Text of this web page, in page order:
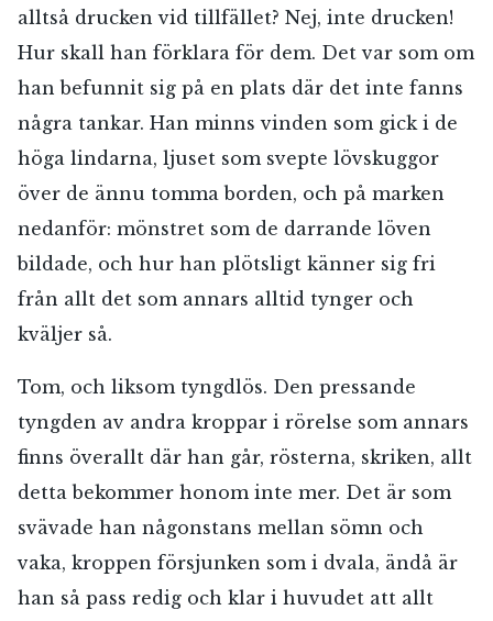
alltså drucken vid tillfället? Nej, inte drucken!
Hur skall han förklara för dem. Det var som om
han befunnit sig på en plats där det inte fanns
några tankar. Han minns vinden som gick i de
höga lindarna, ljuset som svepte lövskuggor
över de ännu tomma borden, och på marken
nedanför: mönstret som de darrande löven
bildade, och hur han plötsligt känner sig fri
från allt det som annars alltid tynger och
kväljer så.
Tom, och liksom tyngdlös. Den pressande
tyngden av andra kroppar i rörelse som annars
finns överallt där han går, rösterna, skriken, allt
detta bekommer honom inte mer. Det är som
svävade han någonstans mellan sömn och
vaka, kroppen försjunken som i dvala, ändå är
han så pass redig och klar i huvudet att allt